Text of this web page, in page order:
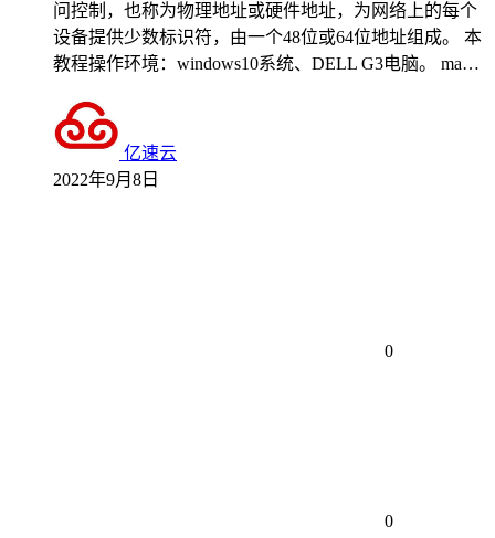
问控制，也称为物理地址或硬件地址，为网络上的每个
设备提供少数标识符，由一个48位或64位地址组成。 本
教程操作环境：windows10系统、DELL G3电脑。 ma…
亿速云
2022年9月8日
0
0